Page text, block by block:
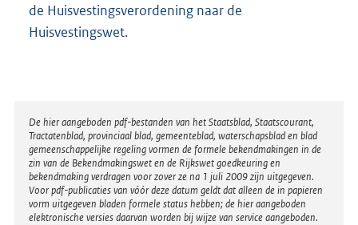
de Huisvestingsverordening naar de
Huisvestingswet.
Disclaimer
De hier aangeboden pdf-bestanden van het Staatsblad, Staatscourant,
Tractatenblad, provinciaal blad, gemeenteblad, waterschapsblad en blad
gemeenschappelijke regeling vormen de formele bekendmakingen in de
zin van de Bekendmakingswet en de Rijkswet goedkeuring en
bekendmaking verdragen voor zover ze na 1 juli 2009 zijn uitgegeven.
Voor pdf-publicaties van vóór deze datum geldt dat alleen de in papieren
vorm uitgegeven bladen formele status hebben; de hier aangeboden
elektronische versies daarvan worden bij wijze van service aangeboden.